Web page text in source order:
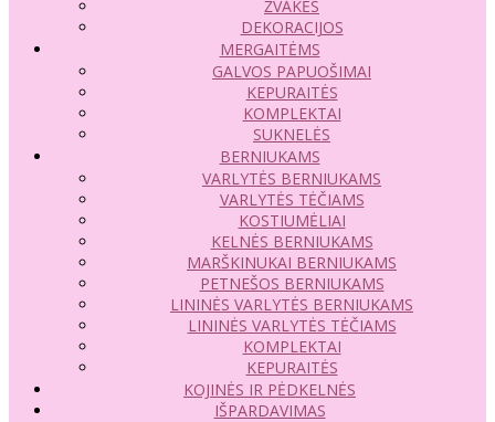
ŽVAKĖS
DEKORACIJOS
MERGAITĖMS
GALVOS PAPUOŠIMAI
KEPURAITĖS
KOMPLEKTAI
SUKNELĖS
BERNIUKAMS
VARLYTĖS BERNIUKAMS
VARLYTĖS TĖČIAMS
KOSTIUMĖLIAI
KELNĖS BERNIUKAMS
MARŠKINUKAI BERNIUKAMS
PETNEŠOS BERNIUKAMS
LININĖS VARLYTĖS BERNIUKAMS
LININĖS VARLYTĖS TĖČIAMS
KOMPLEKTAI
KEPURAITĖS
KOJINĖS IR PĖDKELNĖS
IŠPARDAVIMAS